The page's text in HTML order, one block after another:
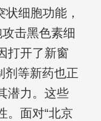
细胞功能，
击黑色素细
打开了新窗
剂等新药也正
潜力。这些
。面对“北京